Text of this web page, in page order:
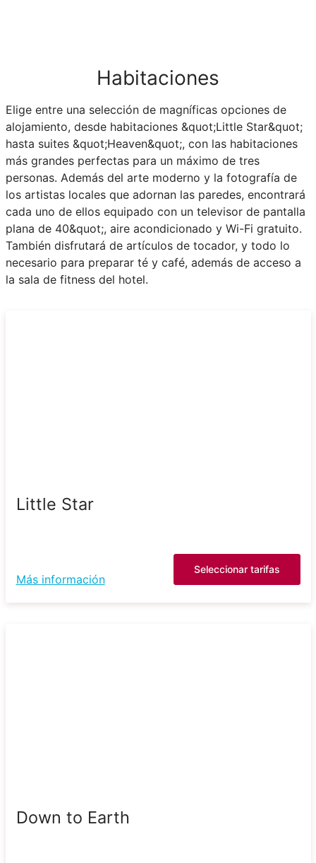
Habitaciones
Elige entre una selección de magníficas opciones de
alojamiento, desde habitaciones &quot;Little Star&quot;
hasta suites &quot;Heaven&quot;, con las habitaciones
más grandes perfectas para un máximo de tres
personas. Además del arte moderno y la fotografía de
los artistas locales que adornan las paredes, encontrará
cada uno de ellos equipado con un televisor de pantalla
plana de 40&quot;, aire acondicionado y Wi-Fi gratuito.
También disfrutará de artículos de tocador, y todo lo
necesario para preparar té y café, además de acceso a
la sala de fitness del hotel.
Little Star
Más información
Seleccionar tarifas
Down to Earth